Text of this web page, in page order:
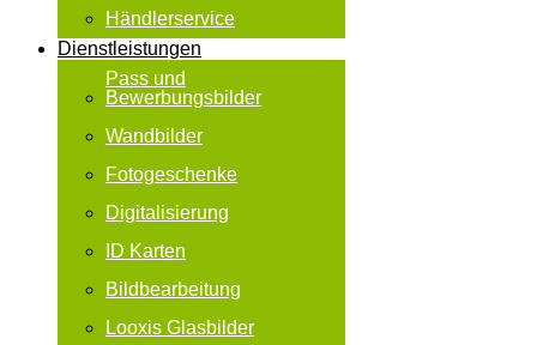
Händlerservice
Dienstleistungen
Pass und
Bewerbungsbilder
Wandbilder
Fotogeschenke
Digitalisierung
ID Karten
Bildbearbeitung
Looxis Glasbilder